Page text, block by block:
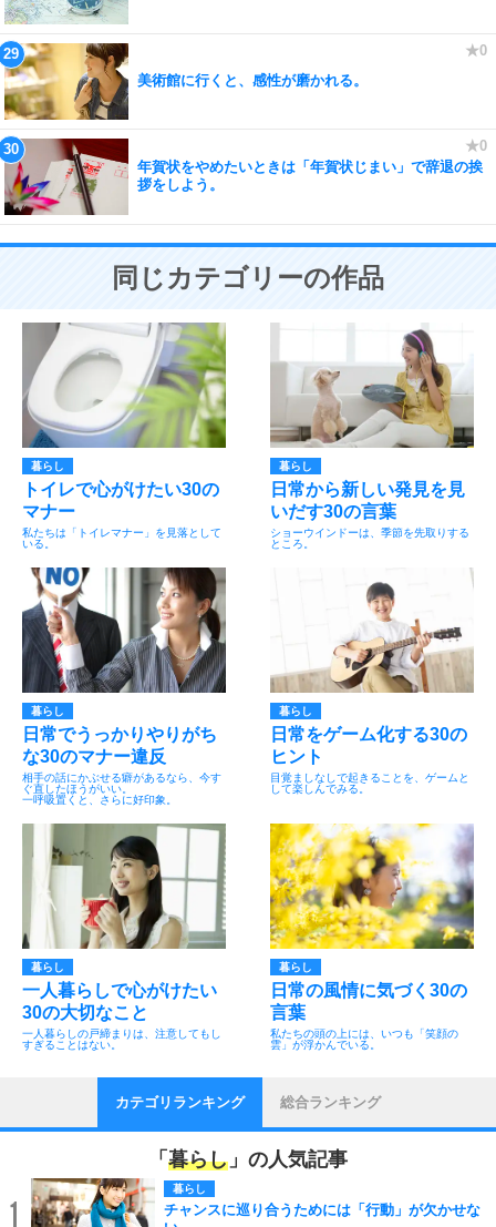
美術館に行くと、感性が磨かれる。
年賀状をやめたいときは「年賀状じまい」で辞退の挨
拶をしよう。
同じカテゴリーの作品
暮らし
トイレで心がけたい30の
マナー
私たちは「トイレマナー」を見落として
いる。
暮らし
日常から新しい発見を見
いだす30の言葉
ショーウインドーは、季節を先取りする
ところ。
暮らし
日常でうっかりやりがち
な30のマナー違反
相手の話にかぶせる癖があるなら、今す
ぐ直したほうがいい。
一呼吸置くと、さらに好印象。
暮らし
日常をゲーム化する30の
ヒント
目覚ましなしで起きることを、ゲームと
して楽しんでみる。
暮らし
一人暮らしで心がけたい
30の大切なこと
一人暮らしの戸締まりは、注意してもし
すぎることはない。
暮らし
日常の風情に気づく30の
言葉
私たちの頭の上には、いつも「笑顔の
雲」が浮かんでいる。
カテゴリランキング 総合ランキング
「 暮らし 」の人気記事
1
暮らし
チャンスに巡り合うためには「行動」が欠かせな